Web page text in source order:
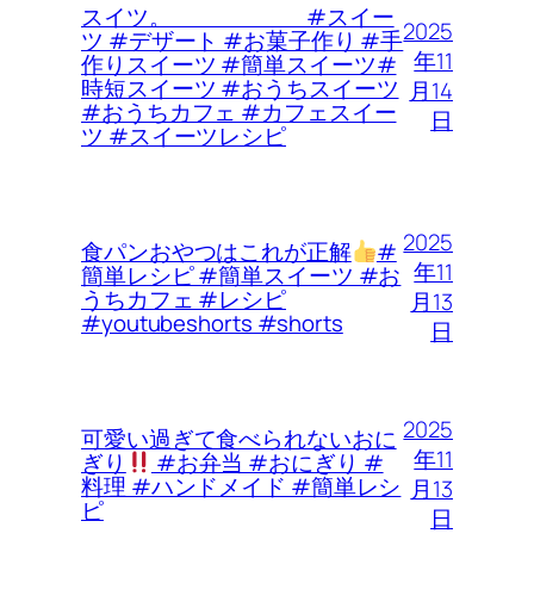
スイツ。 #スイー
ツ #デザート #お菓子作り #手
作りスイーツ #簡単スイーツ#
時短スイーツ #おうちスイーツ
#おうちカフェ #カフェスイー
ツ #スイーツレシピ
2025
年11
月14
日
食パンおやつはこれが正解 #
簡単レシピ #簡単スイーツ #お
うちカフェ #レシピ
#youtubeshorts #shorts
2025
年11
月13
日
可愛い過ぎて食べられないおに
ぎり #お弁当 #おにぎり #
料理 #ハンドメイド #簡単レシ
ピ
2025
年11
月13
日